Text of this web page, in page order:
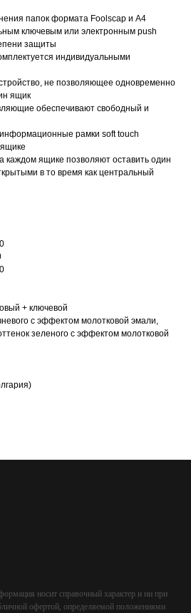
папок формата Foolscap и A4
ключевым или электронным push
защиты
индивидуальными
не позволяющее одновременно
ящик
обеспечивают свободный и
рамки soft touch
каждом ящике позволяют оставить один
в то время как центральный
+ ключевой
с эффектом молотковой эмали,
зеленого с эффектом молотковой
носит справочный характер и ни при
офертой, определяемой положениями